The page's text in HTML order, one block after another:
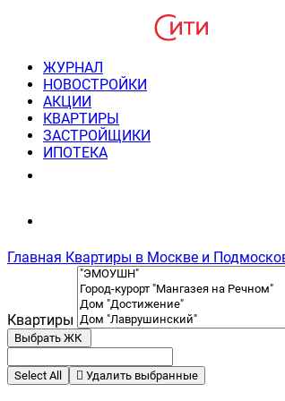
ЖУРНАЛ
НОВОСТРОЙКИ
АКЦИИ
КВАРТИРЫ
ЗАСТРОЙЩИКИ
ИПОТЕКА
Главная Квартиры в Москве и
Квартиры
Выбрать ЖК
Select All Удалить выбранные